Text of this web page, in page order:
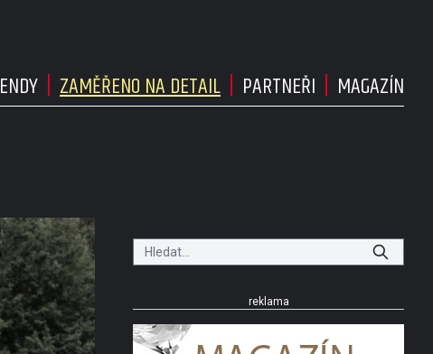
ZAMĚŘENO NA DETAIL PARTNEŘI MAGAZÍN
reklama